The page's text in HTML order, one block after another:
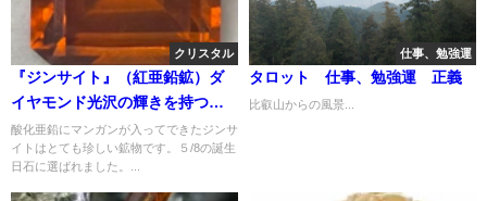
クリスタル
『ジンサイト』（紅亜鉛鉱）ダ
イヤモンド光沢の輝きを持つ希
少石
酸化亜鉛にマンガンが入ってできたジンサ
イトはとても珍しい鉱物です。５/8の誕生
日石に選ばれました。...
仕事、勉強運
タロット 仕事、勉強運 正義
比叡山からの風景...